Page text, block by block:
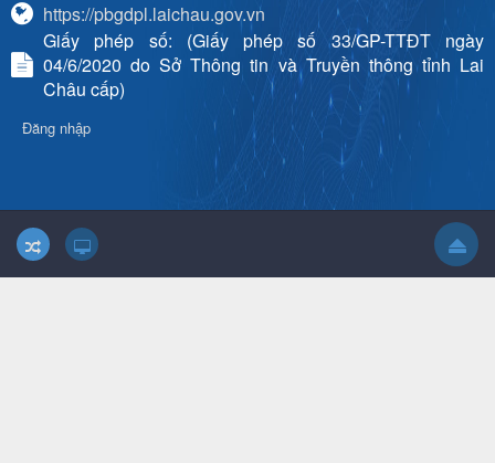
https://pbgdpl.laichau.gov.vn
Giấy phép số: (Giấy phép số 33/GP-TTĐT ngày
04/6/2020 do Sở Thông tin và Truyền thông tỉnh Lai
Châu cấp)
Đăng nhập